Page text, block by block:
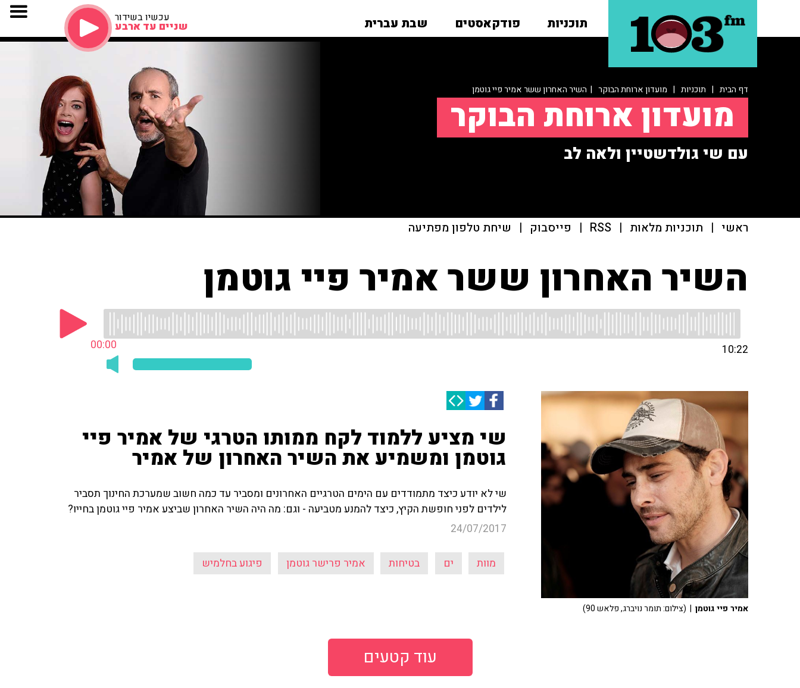
תוכניות פודקאסטים שבת עברית עכשיו בשידור
שניים עד ארבע
דף הבית | תוכניות | מועדון ארוחת הבוקר | השיר האחרון ששר אמיר פיי גוטמן
מועדון ארוחת הבוקר
עם שי גולדשטיין ולאה לב
ראשי | תוכניות מלאות |
RSS
| פייסבוק | שיחת טלפון מפתיעה
השיר האחרון ששר אמיר פיי גוטמן
00:00 10:22
שי מציע ללמוד לקח ממותו הטרגי של אמיר פיי
גוטמן ומשמיע את השיר האחרון של אמיר
שי לא יודע כיצד מתמודדים עם הימים הטרגיים האחרונים ומסביר עד כמה חשוב שמערכת החינוך תסביר
לילדים לפני חופשת הקיץ, כיצד להמנע מטביעה - וגם: מה היה השיר האחרון שביצע אמיר פיי גוטמן בחייו?
24/07/2017
מוות ים בטיחות אמיר פרישר גוטמן פיגוע בחלמיש
אמיר פיי גוטמן | (צילום: תומר נויברג, פלאש 90)
עוד קטעים